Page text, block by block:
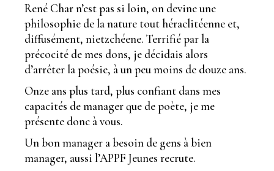
René Char n’est pas si loin, on devine une
philosophie de la nature tout héraclitéenne et,
diffusément, nietzchéene. Terrifié par la
précocité de mes dons, je décidais alors
d’arrêter la poésie, à un peu moins de douze ans.
Onze ans plus tard, plus confiant dans mes
capacités de manager que de poète, je me
présente donc à vous.
Un bon manager a besoin de gens à bien
manager, aussi l’APPF Jeunes recrute.